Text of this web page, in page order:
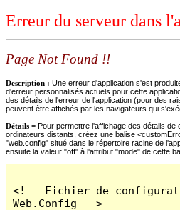
Erreur du serveur dans
Page Not Found !!
Description : Une erreur d'application s'est
d'erreur personnalisés actuels pour cette
des détails de l'erreur de l'application (pour des
peuvent être affichés par les navigateurs qui
Détails = Pour permettre l'affichage des détails
ordinateurs distants, créez une balise
"web.config" situé dans le répertoire racine de
ensuite la valeur "off" à l'attribut "mode" de cette
<!-- Fichier de
Web.Config -->